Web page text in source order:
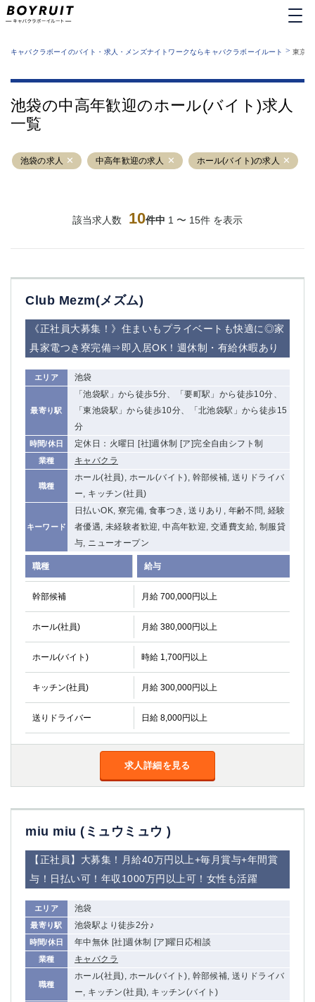
業種から探す
運営者情報
サイトマップ
キャバクラボーイのバイト・求人・メンズナイトワークならキャバクラボーイルート > 東京
池袋の中高年歓迎のホール(バイト)求人
一覧
池袋の求人 中高年歓迎の求人 ホール(バイト)の求人
該当求人数 10件中 1 〜 15件 を表示
Club Mezm(メズム)
《正社員大募集！》住まいもプライベートも快適に◎家
具家電つき寮完備⇒即入居OK！週休制・有給休暇あり
エリア 池袋
最寄り駅
「池袋駅」から徒歩5分、「要町駅」から徒歩10分、
「東池袋駅」から徒歩10分、「北池袋駅」から徒歩15
分
時間/休日 定休日：火曜日 [社]週休制 [ア]完全自由シフト制
業種 キャバクラ
職種
ホール(社員), ホール(バイト), 幹部候補, 送りドライバ
ー, キッチン(社員)
キーワード
日払いOK, 寮完備, 食事つき, 送りあり, 年齢不問, 経験
者優遇, 未経験者歓迎, 中高年歓迎, 交通費支給, 制服貸
与, ニューオープン
職種 給与
幹部候補 月給 700,000円以上
ホール(社員) 月給 380,000円以上
ホール(バイト) 時給 1,700円以上
キッチン(社員) 月給 300,000円以上
送りドライバー 日給 8,000円以上
求人詳細を見る
miu miu (ミュウミュウ )
【正社員】大募集！月給40万円以上+毎月賞与+年間賞
与！日払い可！年収1000万円以上可！女性も活躍
エリア 池袋
最寄り駅 池袋駅より徒歩2分♪
時間/休日 年中無休 [社]週休制 [ア]曜日応相談
業種 キャバクラ
職種
ホール(社員), ホール(バイト), 幹部候補, 送りドライバ
ー, キッチン(社員), キッチン(バイト)
六本木
池袋
渋谷
大和
立川
①六本木 ②西麻布
赤坂
高円寺
蒲田東口
多摩センター
立川（南口）
西葛西
中野
葛西
ひばりヶ丘（北口）
学芸大学
吉祥寺（南口／公園口）
自由が丘
吉祥寺（北口／東口）
錦糸町南口
下北沢・経堂
金町（北口）
成増駅徒歩3分の好立地！①JR埼京線「赤羽駅」から徒歩2分 ②東
三軒茶屋（南口）
①歌舞伎町 ②新宿 ③新宿三丁目 ④西
①歌舞伎町 ②新宿 ③西部新宿 ③東新宿
①歌舞伎町 ②新宿
①銀座 ②新橋
錦糸町(南口)
蒲田(西口)
清瀬（南口）
大泉学園
下赤塚
竹ノ塚
三鷹
亀戸
水道橋
新小岩
幡ヶ谷
祖師ヶ谷大蔵
小岩
久米川
西麻布
神奈川県
関内
横浜
川崎
溝の口
本厚木
新横浜
藤沢
武蔵小杉
橋本
小田原
横浜・桜木町
関内・馬車道・日ノ出町
元住吉
茅ヶ崎
たまプラーザ